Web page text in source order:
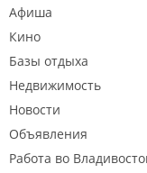
Афиша
Кино
Базы отдыха
Недвижимость
Новости
Объявления
Работа во